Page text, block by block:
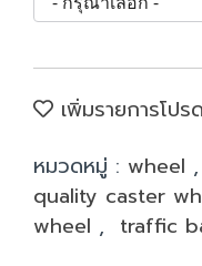
เพิ่มรายการโปรด
หมวดหมู่ : wheel ,
quality caster
wheel , traffic